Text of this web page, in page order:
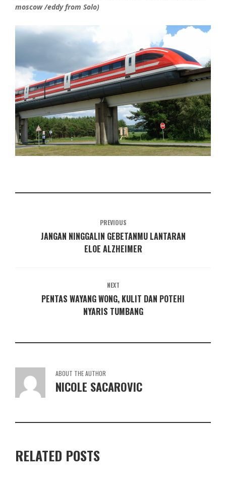
moscow /eddy from Solo)
PREVIOUS
JANGAN NINGGALIN GEBETANMU LANTARAN
ELOE ALZHEIMER
NEXT
PENTAS WAYANG WONG, KULIT DAN POTEHI
NYARIS TUMBANG
ABOUT THE AUTHOR
NICOLE SACAROVIC
RELATED POSTS